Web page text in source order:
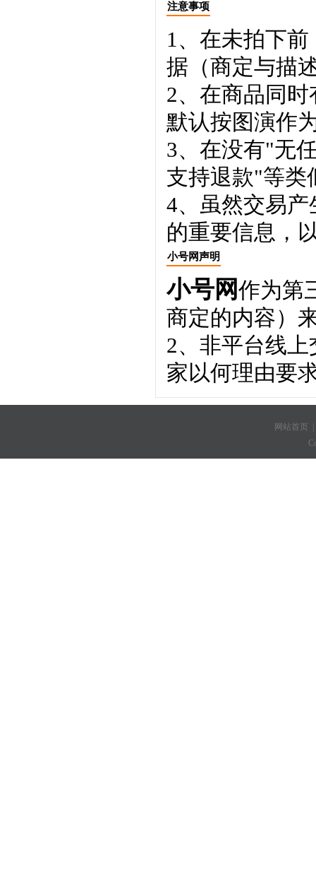
注意事项
1、在未拍下
据（商定与描
2、在商品同
默认按图演作
3、在没有"无
支持退款"等类
4、虽然交易
的重要信息，
小号网声明
小号网作为第
商定的内容）
2、非平台线
家以何理由要
网站首页